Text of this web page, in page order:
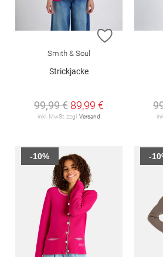
ZUR
Smith & Soul
Strickjacke
99,99 € 89,99 €
inkl. MwSt. zzgl. Versand
-10% -